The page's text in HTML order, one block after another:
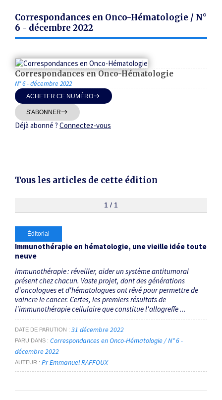
Thématiques
Du
Correspondances en Onco-Hématologie / N°
6 - décembre 2022
Correspondances en Onco-Hématologie
N° 6 - décembre 2022
ACHETER CE NUMÉRO
S'ABONNER
Déjà abonné ? Connectez-vous
Tous les articles de cette édition
1 / 1
Éditorial
Immunothérapie en hématologie, une vieille idée toute
neuve
Immunothérapie : réveiller, aider un système antitumoral
présent chez chacun. Vaste projet, dont des générations
d'oncologues et d'hématologues ont rêvé pour permettre de
vaincre le cancer. Certes, les premiers résultats de
l'immunothérapie cellulaire que constitue l'allogreffe ...
DATE DE PARUTION 31 décembre 2022
PARU DANS
Correspondances en Onco-Hématologie / N° 6 -
décembre 2022
AUTEUR Pr Emmanuel RAFFOUX